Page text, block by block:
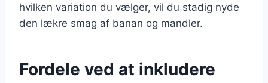
hvilken variation du vælger, vil du stadig nyde
den lækre smag af banan og mandler.
Fordele ved at inkludere